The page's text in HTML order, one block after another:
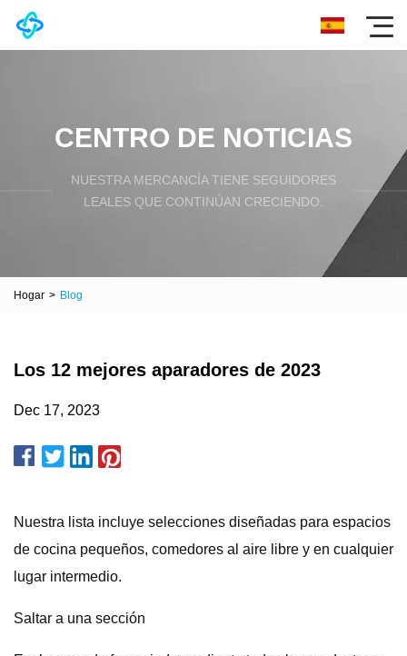
CENTRO DE NOTICIAS
NUESTRA MERCANCÍA TIENE SEGUIDORES
LEALES QUE CONTINÚAN CRECIENDO.
Hogar > Blog
Los 12 mejores aparadores de 2023
Dec 17, 2023
Nuestra lista incluye selecciones diseñadas para espacios
de cocina pequeños, comedores al aire libre y en cualquier
lugar intermedio.
Saltar a una sección